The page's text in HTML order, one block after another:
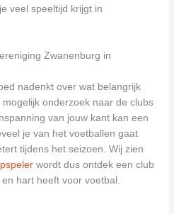
veel speeltijd krijgt in
Zwanenburg in
nadenkt over wat belangrijk
onderzoek naar de clubs
van jouw kant kan een
je van het voetballen gaat
tijdens het seizoen. Wij zien
wordt dus ontdek een club
hart heeft voor voetbal.